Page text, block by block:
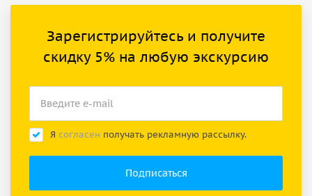
Зарегистрируйтесь и получите
скидку 5% на любую экскурсию
Я согласен получать рекламную рассылку.